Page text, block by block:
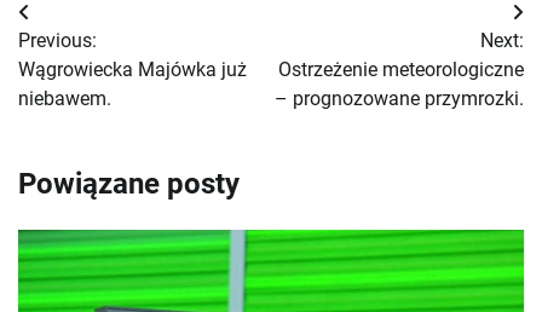
Nawigacja
wpisu
Previous:
Wągrowiecka Majówka już
niebawem.
Next:
Ostrzeżenie meteorologiczne
– prognozowane przymrozki.
Powiązane posty